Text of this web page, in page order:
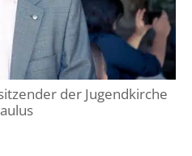
der Jugendkirche